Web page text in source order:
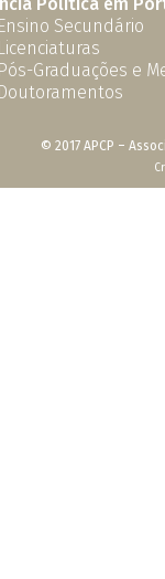
Ensino Secundário
Licenciaturas
Pós-Graduações e
Doutoramentos
© 2017 APCP –